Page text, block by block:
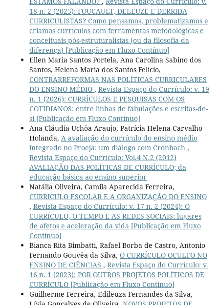
18 n. 2 (2025): FOUCAULT, DELEUZE E DERRIDA
CURRICULISTAS? Como pensamos, problematizamos e
criamos currículos com ferramentas metodológicas e
conceituais pós-estruturalistas (ou da filosofia da
diferença) [Publicação em Fluxo Contínuo]
Ellen Maria Santos Portela, Ana Carolina Sabino dos
Santos, Helena Maria dos Santos Felício,
CONTRARREFORMAS NAS POLÍTICAS CURRICULARES
DO ENSINO MÉDIO , Revista Espaço do Currículo: v. 19
n. 1 (2026): CURRÍCULOS E PESQUISAS COM OS
COTIDIANOS: entre linhas de fabulações e escritas-de-
si [Publicação em Fluxo Contínuo]
Ana Cláudia Uchôa Araujo, Patrícia Helena Carvalho
Holanda, A avaliação do currículo do ensino médio
integrado no Proeja: um diálogo com Cronbach ,
Revista Espaço do Currículo: Vol.4 N.2 (2012)
AVALIAÇÃO DAS POLÍTICAS DE CURRÍCULO; da
educação básica ao ensino superior
Natália Oliveira, Camila Aparecida Ferreira,
CURRICULO ESCOLAR E A ORGANIZAÇÃO DO ENSINO
, Revista Espaço do Currículo: v. 17 n. 2 (2024): O
CURRÍCULO, O TEMPO E AS REDES SOCIAIS: lugares
de afetos e aceleração da vida [Publicação em Fluxo
Contínuo]
Bianca Rita Bimbatti, Rafael Borba de Castro, Antonio
Fernando Gouvêa da Silva, O CURRÍCULO OCULTO NO
ENSINO DE CIÊNCIAS , Revista Espaço do Currículo: v.
16 n. 1 (2023): POR OUTROS PROJETOS POLÍTICOS DE
CURRÍCULO [Publicação em Fluxo Contínuo]
Guilherme Ferreira, Edileuza Fernandes da Silva,